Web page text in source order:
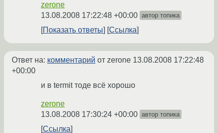
zerone
13.08.2008 17:22:48 +00:00 автор топика
Показать ответы Ссылка
Ответ на: комментарий от zerone 13.08.2008 17:22:48
+00:00
и в termit тоде всё хорошо
zerone
13.08.2008 17:30:24 +00:00 автор топика
Ссылка